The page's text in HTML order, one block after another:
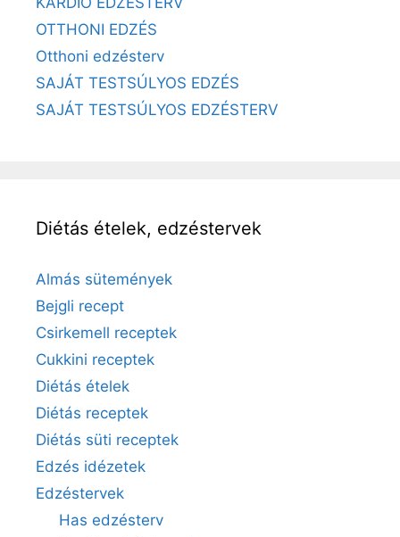
OTTHONI EDZÉS
Otthoni edzésterv
SAJÁT TESTSÚLYOS EDZÉS
SAJÁT TESTSÚLYOS EDZÉSTERV
Diétás ételek, edzéstervek
Almás sütemények
Bejgli recept
Csirkemell receptek
Cukkini receptek
Diétás ételek
Diétás receptek
Diétás süti receptek
Edzés idézetek
Edzéstervek
Has edzésterv